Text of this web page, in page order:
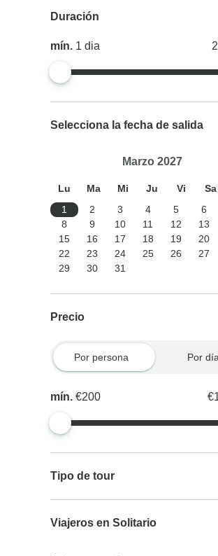
Duración
mín. 1dia
Selecciona la fecha de salida
Marzo 2027
Lu Ma Mi Ju Vi Sa
1
2 3 4 5 6
8
9 10 11 12 13
15
16 17 18 19 20
22
23 24 25 26 27
29
30 31
Precio
Por persona Por día
mín.€200
Tipo de tour
Viajeros en Solitario